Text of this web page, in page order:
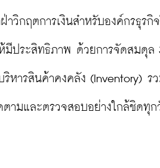
ฝ่าวิกฤตการเงินสำหรับองค์กรธุ
ห้มีประสิทธิภาพ ด้วยการจัดสมดุ
หารสินค้าคงคลัง (Inventory) ร
ามและตรวจสอบอย่างใกล้ชิดทุ